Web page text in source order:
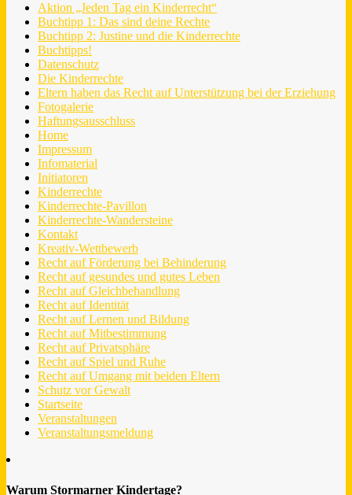
Aktion „Jeden Tag ein Kinderrecht“
Buchtipp 1: Das sind deine Rechte
Buchtipp 2: Justine und die Kinderrechte
Buchtipps!
Datenschutz
Die Kinderrechte
Eltern haben das Recht auf Unterstützung bei der Erziehung
Fotogalerie
Haftungsausschluss
Home
Impressum
Infomaterial
Initiatoren
Kinderrechte
Kinderrechte-Pavillon
Kinderrechte-Wandersteine
Kontakt
Kreativ-Wettbewerb
Recht auf Förderung bei Behinderung
Recht auf gesundes und gutes Leben
Recht auf Gleichbehandlung
Recht auf Identität
Recht auf Lernen und Bildung
Recht auf Mitbestimmung
Recht auf Privatsphäre
Recht auf Spiel und Ruhe
Recht auf Umgang mit beiden Eltern
Schutz vor Gewalt
Startseite
Veranstaltungen
Veranstaltungsmeldung
Warum Stormarner Kindertage?